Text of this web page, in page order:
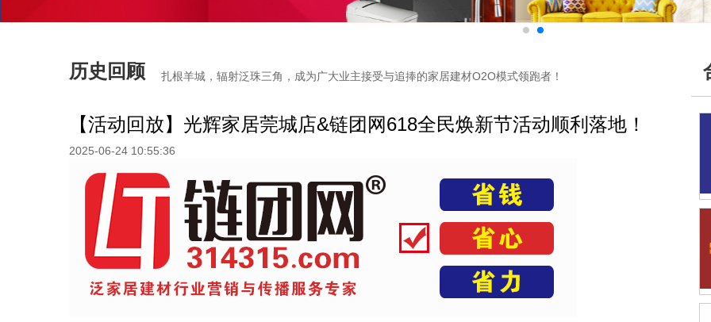
历史回顾 扎根羊城，辐射泛珠三角，成为广大业主接受与追捧的家居建材O2O模式领跑者！
【活动回放】光辉家居莞城店&链团网618全民焕新节活动顺利落地！
2025-06-24 10:55:36